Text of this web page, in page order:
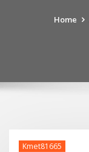
Home
Kmet81665